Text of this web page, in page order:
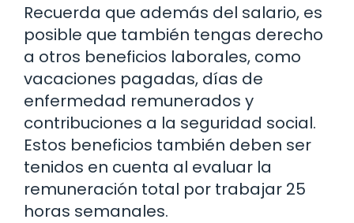
Recuerda que además del salario, es
posible que también tengas derecho
a otros beneficios laborales, como
vacaciones pagadas, días de
enfermedad remunerados y
contribuciones a la seguridad social.
Estos beneficios también deben ser
tenidos en cuenta al evaluar la
remuneración total por trabajar 25
horas semanales.